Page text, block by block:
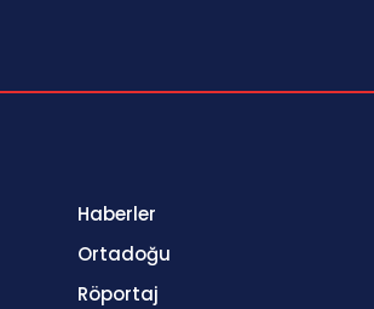
Haberler
Ortadoğu
Röportaj